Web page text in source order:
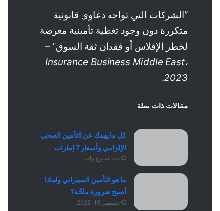
“الشركات التي تواجه دعاوى قانونية
متكررة دون وجود تغطية تأمينية معرضة
لخطر الإفلاس أو فقدان ثقة السوق” –
Insurance Business Middle East،
2023
.
مقالات ذات صلة
كل ما يهمك عن التأمين الصحي
الإلزامي وأسعار 7 إمارات
منذ أسبوع واحد
ما هو التأمين السيبراني ولماذا
أصبح ضرورة ملحّة؟
ديسمبر 15, 2025